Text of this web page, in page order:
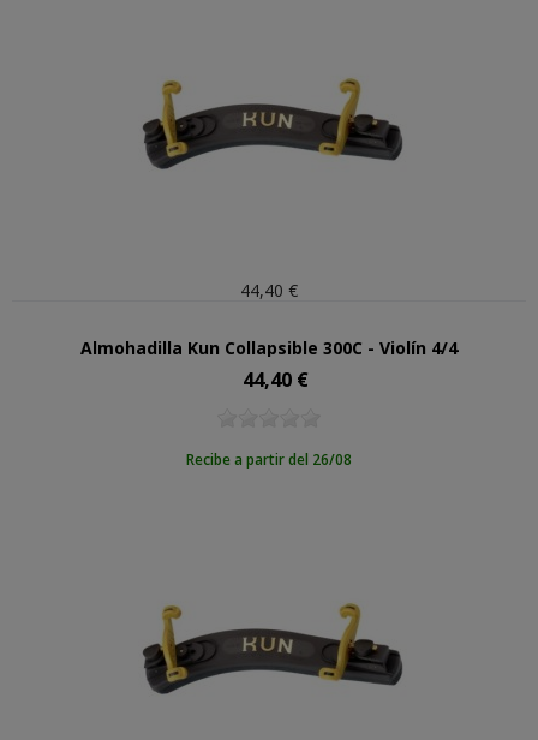
44,40 €
Almohadilla Kun Collapsible 300C - Violín 4/4
Precio
44,40 €
Recibe a partir del 26/08